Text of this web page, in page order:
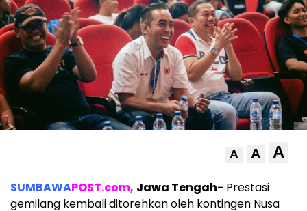
A A A
SUMBAWAPOST.com, Jawa Tengah- Prestasi
gemilang kembali ditorehkan oleh kontingen Nusa